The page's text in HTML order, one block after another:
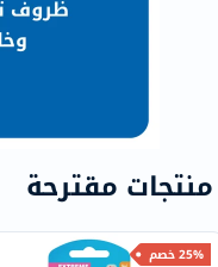
منتجات مقترحة
25% خصم